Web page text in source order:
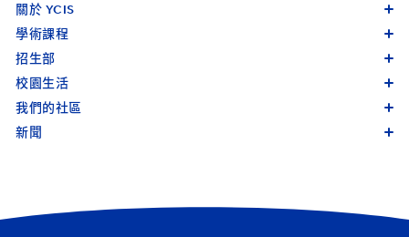
關於 YCIS
學術課程
招生部
校園生活
我們的社區
新聞